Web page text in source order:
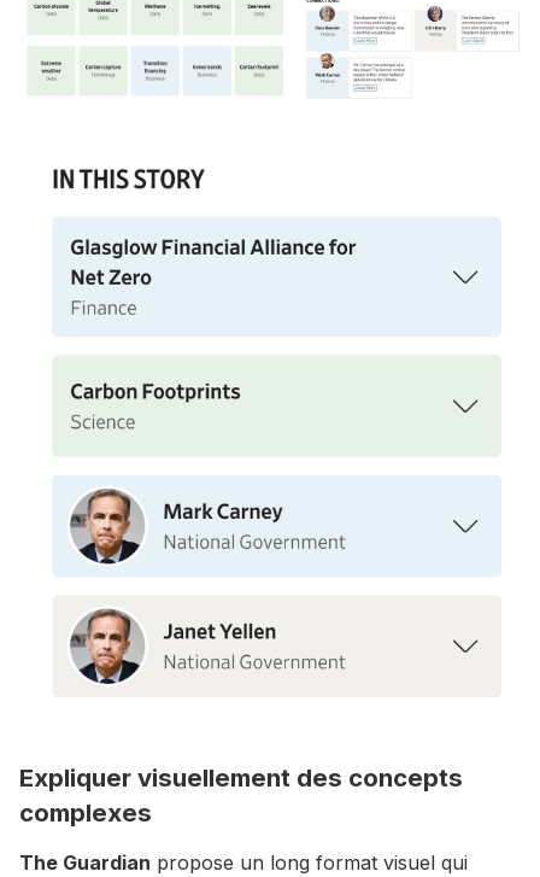
Expliquer visuellement des concepts
complexes
The Guardian propose un long format visuel qui